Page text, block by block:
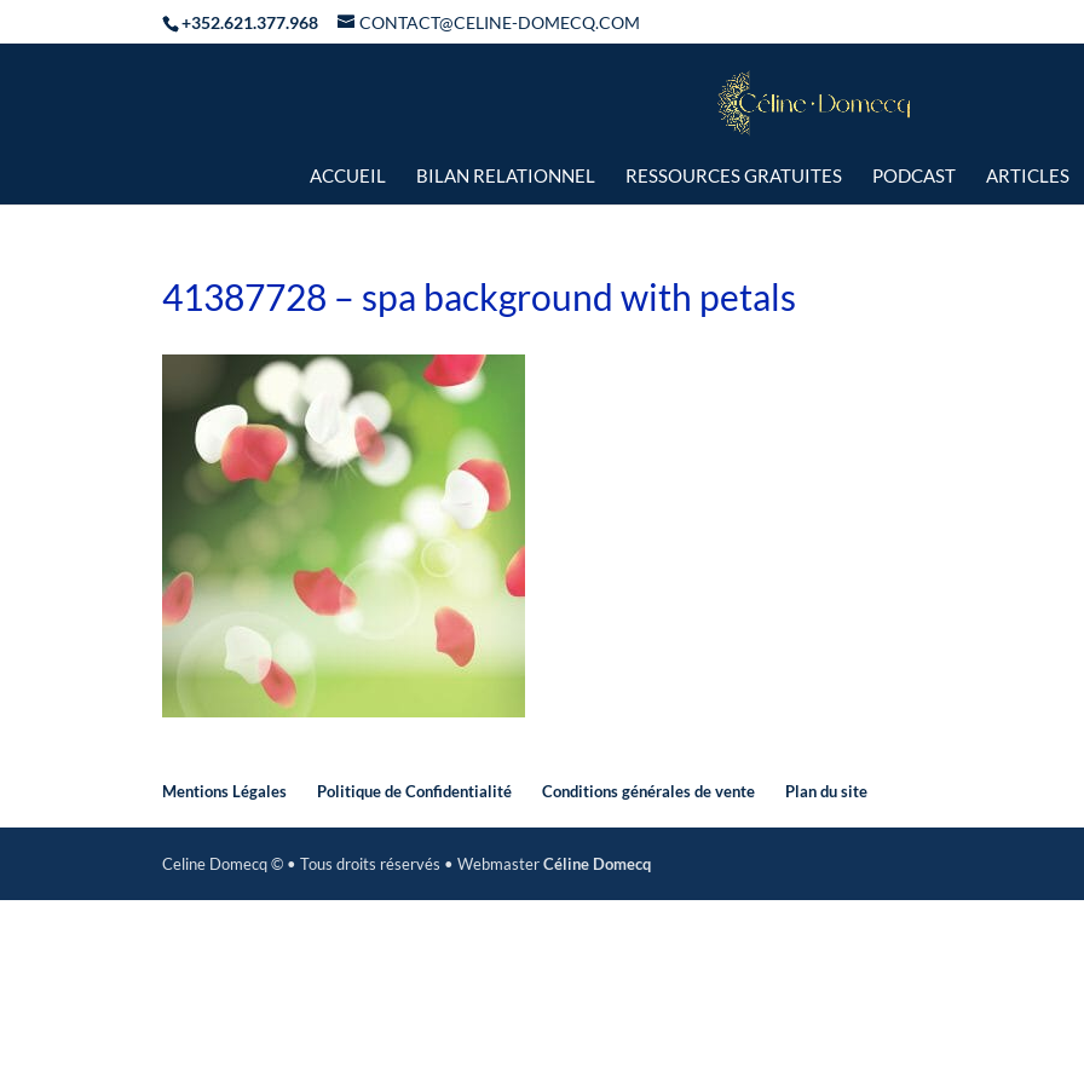
+352.621.377.968 CONTACT@CELINE-DOMECQ.COM
ACCUEIL BILAN RELATIONNEL RESSOURCES GRATUITES PODCAST ARTICLES
41387728 – spa background with petals
Mentions Légales Politique de Confidentialité Conditions générales de vente Plan du site
Celine Domecq © • Tous droits réservés • WebmasterCéline Domecq